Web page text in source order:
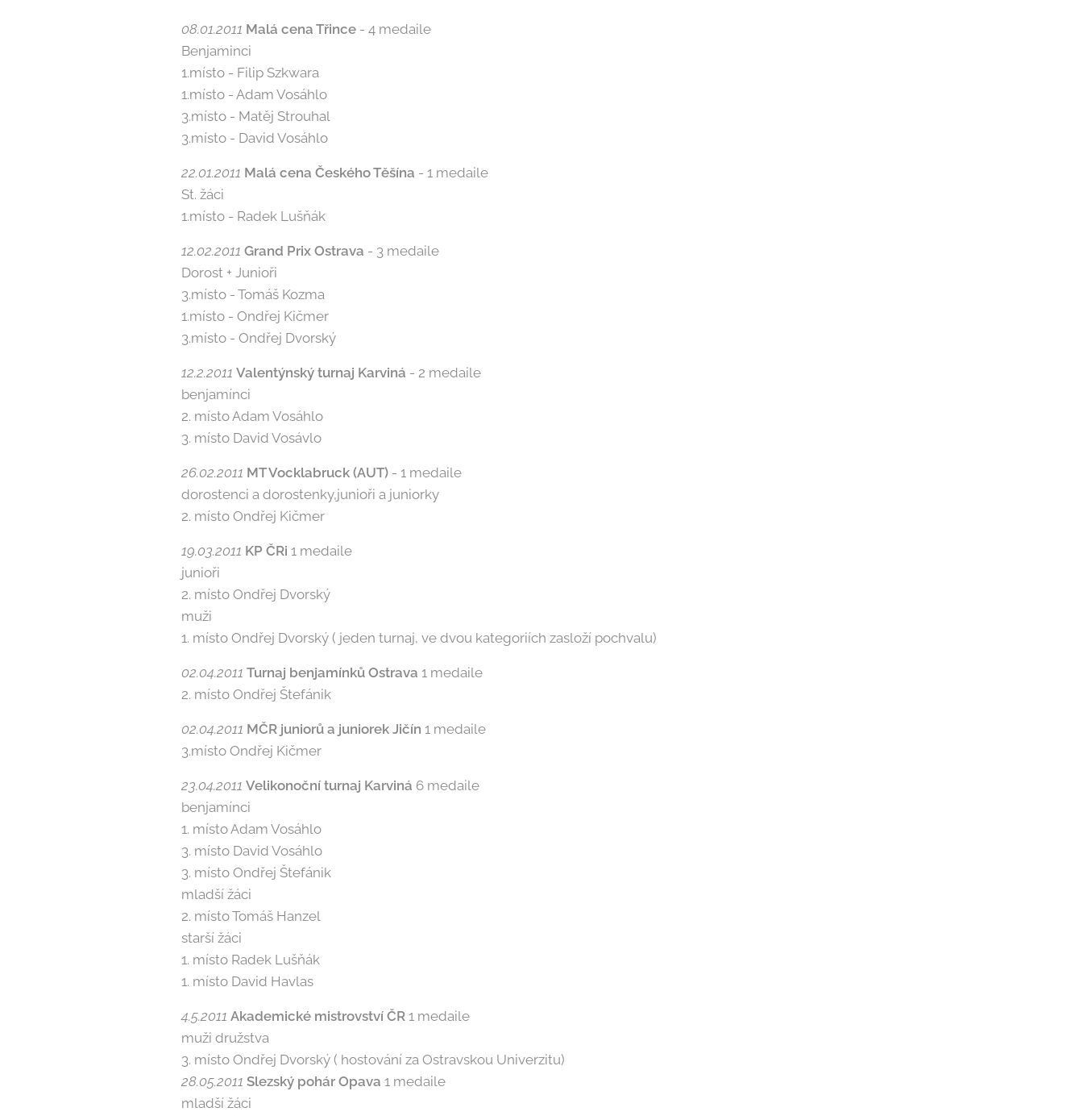
08.01.2011 Malá cena Třince- 4 medaile
Benjaminci
1.místo - Filip Szkwara
1.místo - Adam Vosáhlo
3.místo - Matěj Strouhal
3.místo - David Vosáhlo
22.01.2011 Malá cena Českého Těšína - 1 medaile
St. žáci
1.místo - Radek Lušňák
12.02.2011 Grand Prix Ostrava - 3 medaile
Dorost + Junioři
3.místo - Tomáš Kozma
1.místo - Ondřej Kičmer
3.místo - Ondřej Dvorský
12.2.2011 Valen­týnský turnaj Karviná - 2 medaile
benjamínci
2. místo Adam Vosáhlo
3. místo David Vosávlo
26.02.2011 MT Vocklabruck (AUT)- 1 medaile
dorostenci a dorostenky,junioři a juniorky
2. místo Ondřej Kičmer
19.03.2011 KP ČRi 1 medaile
junioři
2. místo Ondřej Dvorský
muži
1. místo Ondřej Dvorský ( jeden turnaj, ve dvou kategoriích zasloží pochvalu)
02.04.2011 Tur­naj benjamínků Ostrava 1 medaile
2. místo Ondřej Štefánik
02.04.2011 MČR juniorů a juniorek Jičín 1 medaile
3.místo Ondřej Kičmer
23.04.2011 Ve­likonoční turnaj Karviná 6 medaile
benjamínci
1. místo Adam Vosáhlo
3. místo David Vosáhlo
3. místo Ondřej Štefánik
mladší žáci
2. místo Tomáš Hanzel
starší žáci
1. místo Radek Lušňák
1. místo David Havlas
4.5.2011 Akade­mické mistrovství ČR1 medaile
muži družstva
3. místo Ondřej Dvorský ( hostování za Ostravskou Univerzitu)
28.05.2011 Slez­ský pohár Opava 1 medaile
mladší žáci